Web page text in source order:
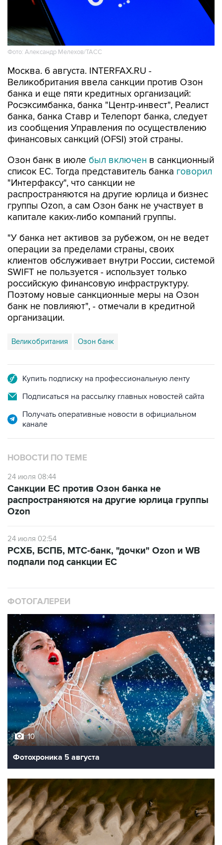
Фото: Александр Мелехов/ТАСС
Москва. 6 августа. INTERFAX.RU -
Великобритания ввела санкции против Озон
банка и еще пяти кредитных организаций:
Росэксимбанка, банка "Центр-инвест", Реалист
банка, банка Ставр и Телепорт банка, следует
из сообщения Управления по осуществлению
финансовых санкций (OFSI) этой страны.
Озон банк в июле был включен в санкционный
список ЕС. Тогда представитель банка говорил
"Интерфаксу", что санкции не
распространяются на другие юрлица и бизнес
группы Ozon, а сам Озон банк не участвует в
капитале каких-либо компаний группы.
"У банка нет активов за рубежом, он не ведет
операции за пределами страны, своих
клиентов обслуживает внутри России, системой
SWIFT не пользуется - использует только
российскую финансовую инфраструктуру.
Поэтому новые санкционные меры на Озон
банк не повлияют", - отмечали в кредитной
организации.
Великобритания Озон банк
Купить подписку на профессиональную ленту
Подписаться на рассылку главных новостей сайта
Получать оперативные новости в официальном
канале
НОВОСТИ ПО ТЕМЕ
24 июля 08:44
Санкции ЕС против Озон банка не
распространяются на другие юрлица группы
Ozon
24 июля 02:54
РСХБ, БСПБ, МТС-банк, "дочки" Ozon и WB
подпали под санкции ЕС
ФОТОГАЛЕРЕИ
10
Фотохроника 5 августа